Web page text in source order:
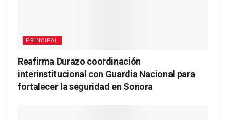
PRINCIPAL
Reafirma Durazo coordinación
interinstitucional con Guardia Nacional para
fortalecer la seguridad en Sonora